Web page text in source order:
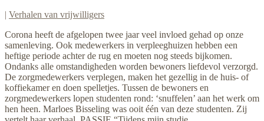
| Verhalen van vrijwilligers
Corona heeft de afgelopen twee jaar veel invloed gehad op onze
samenleving. Ook medewerkers in verpleeghuizen hebben een
heftige periode achter de rug en moeten nog steeds bijkomen.
Ondanks alle omstandigheden worden bewoners liefdevol verzorgd.
De zorgmedewerkers verplegen, maken het gezellig in de huis- of
koffiekamer en doen spelletjes. Tussen de bewoners en
zorgmedewerkers lopen studenten rond: ‘snuffelen’ aan het werk om
hen heen. Marloes Bisseling was ooit één van deze studenten. Zij